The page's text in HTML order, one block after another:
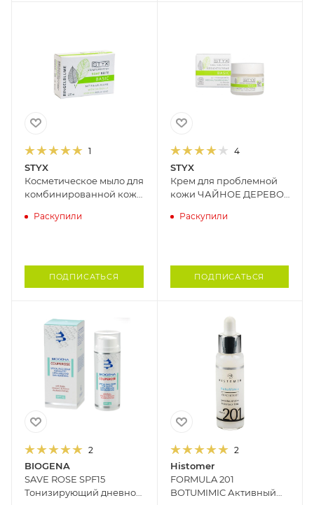
1
STYX
Косметическое мыло для
комбинированной кожи
Раскупили
ПОДПИСАТЬСЯ
4
STYX
Крем для проблемной
кожи ЧАЙНОЕ ДЕРЕВО
Раскупили
ПОДПИСАТЬСЯ
2
BIOGENA
SAVE ROSE SPF15
Тонизирующий дневной
2
Histomer
FORMULA 201
BOTUMIMIC Активный